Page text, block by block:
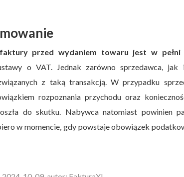
przed wydaniem towaru jest w pełni
o VAT. Jednak zarówno sprzedawca,
z taką transakcją. W przypadku
rozpoznania przychodu oraz
do skutku. Nabywca natomiast powinien
w momencie, gdy powstaje obowiązek